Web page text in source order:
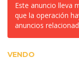
Este anuncio lleva
que la operación
anuncios
VENDO